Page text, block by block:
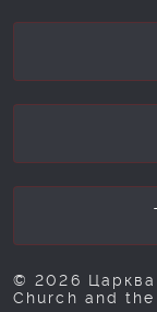
© 2026 Царква
Church and